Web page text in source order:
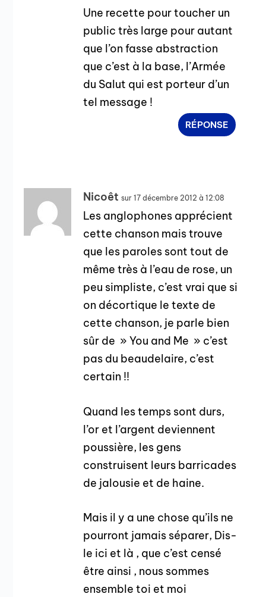
Une recette pour toucher un
public très large pour autant
que l’on fasse abstraction
que c’est à la base, l’Armée
du Salut qui est porteur d’un
tel message !
RÉPONSE
Nicoêt sur 17 décembre 2012 à 12:08
Les anglophones apprécient
cette chanson mais trouve
que les paroles sont tout de
même très à l’eau de rose, un
peu simpliste, c’est vrai que si
on décortique le texte de
cette chanson, je parle bien
sûr de » You and Me » c’est
pas du beaudelaire, c’est
certain !!
Quand les temps sont durs,
l’or et l’argent deviennent
poussière, les gens
construisent leurs barricades
de jalousie et de haine.
Mais il y a une chose qu’ils ne
pourront jamais séparer, Dis-
le ici et là , que c’est censé
être ainsi , nous sommes
ensemble toi et moi